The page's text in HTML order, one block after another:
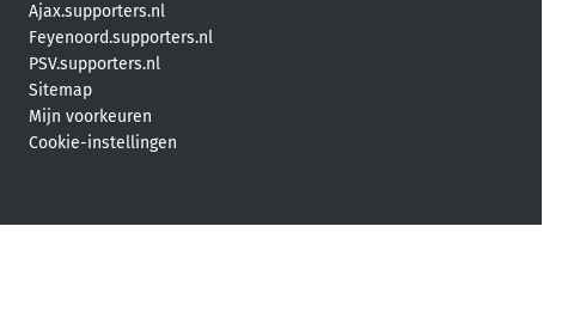
Ajax.supporters.nl
Feyenoord.supporters.nl
PSV.supporters.nl
Sitemap
Mijn voorkeuren
Cookie-instellingen